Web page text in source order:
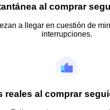
al comprar
a llegar en cuestión de
interrupciones.
reales al comprar